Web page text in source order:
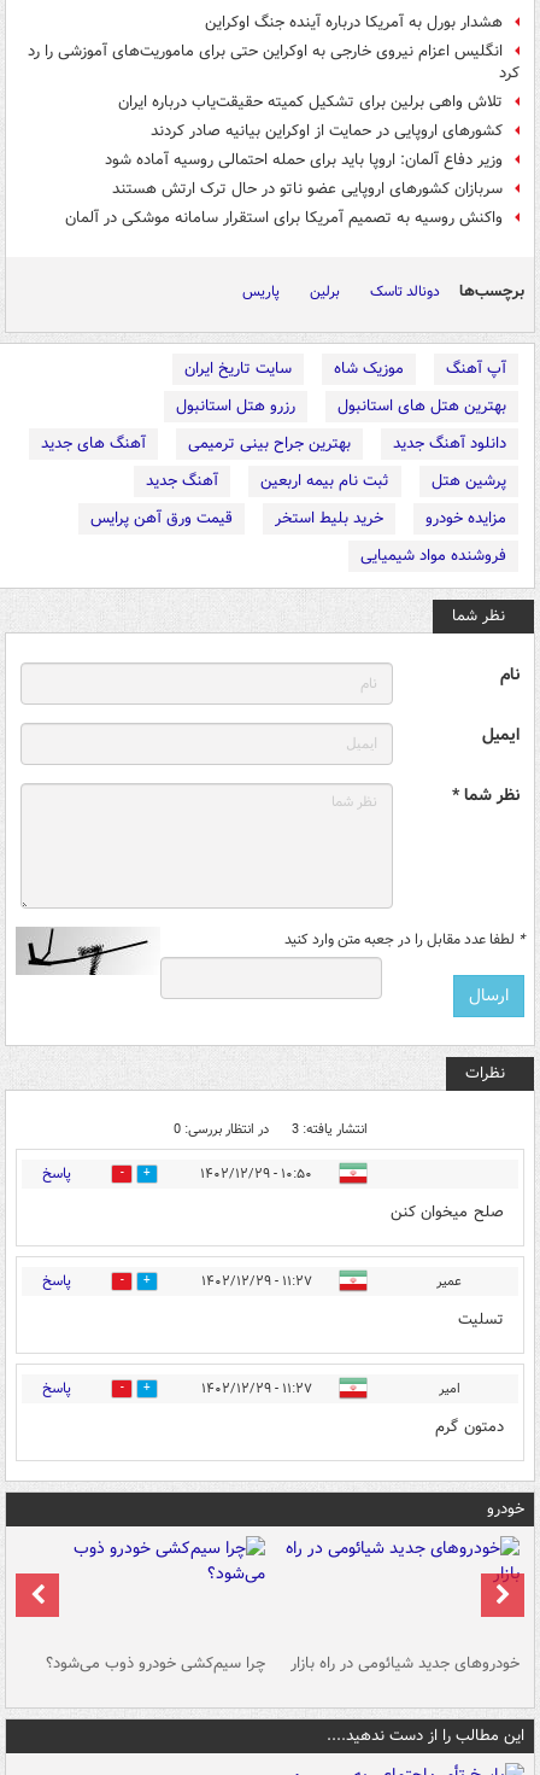
هشدار بورل به آمریکا درباره آینده جنگ اوکراین
انگلیس اعزام نیروی خارجی به اوکراین حتی برای ماموریت‌های آموزشی را رد
کرد
تلاش واهی برلین برای تشکیل کمیته حقیقت‌یاب درباره ایران
کشورهای اروپایی در حمایت از اوکراین بیانیه صادر کردند
وزیر دفاع آلمان: اروپا باید برای حمله احتمالی روسیه آماده شود
سربازان کشورهای اروپایی عضو ناتو در حال ترک ارتش هستند
واکنش روسیه به تصمیم آمریکا برای استقرار سامانه موشکی در آلمان
برچسب‌ها دونالد تاسک برلین پاریس
آپ آهنگ موزیک شاه
سایت تاریخ ایران
بهترین هتل های استانبول
رزرو هتل استانبول
دانلود آهنگ جدید
بهترین جراح بینی ترمیمی
آهنگ های جدید
پرشین هتل
ثبت نام بیمه اربعین
آهنگ جدید
مزایده خودرو
خرید بلیط استخر
قیمت ورق آهن پرایس
فروشنده مواد شیمیایی
نظر شما
نام
ایمیل
نظر شما *
* لطفا عدد مقابل را در جعبه متن وارد کنید
نظرات
انتشار یافته: 3 در انتظار بررسی: 0
۱۰:۵۰ - ۱۴۰۲/۱۲/۲۹ 0 پاسخ
صلح میخوان کنن
عمیر ۱۱:۲۷ - ۱۴۰۲/۱۲/۲۹ 0 پاسخ
تسلیت
امیر ۱۱:۲۷ - ۱۴۰۲/۱۲/۲۹ 0 پاسخ
دمتون گرم
خودرو
خودروهای جدید شیائومی در راه بازار چرا سیم‌کشی خودرو ذوب می‌شود؟
این مطالب را از دست ندهید....